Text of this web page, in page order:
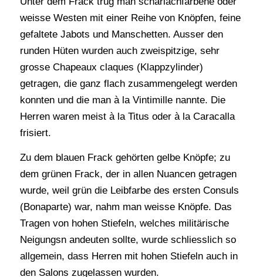
weisse Westen mit einer Reihe von Knöpfen, feine
gefaltete Jabots und Manschetten. Ausser den
runden Hüten wurden auch zweispitzige, sehr
grosse Chapeaux claques (Klappzylinder)
getragen, die ganz flach zusammengelegt werden
konnten und die man à la Vintimille nannte. Die
Herren waren meist à la Titus oder à la Caracalla
frisiert.
Zu dem blauen Frack gehörten gelbe Knöpfe; zu
dem grünen Frack, der in allen Nuancen getragen
wurde, weil grün die Leibfarbe des ersten Consuls
(Bonaparte) war, nahm man weisse Knöpfe. Das
Tragen von hohen Stiefeln, welches militärische
Neigungsn andeuten sollte, wurde schliesslich so
allgemein, dass Herren mit hohen Stiefeln auch in
den Salons zugelassen wurden.